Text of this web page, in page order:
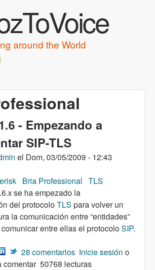
around the World
- Empezando a
SIP-TLS
el Dom, 03/05/2009 - 12:43
Bria Professional TLS
se ha empezado la
del protocoloTLS para volver un
la comunicación entre “entidades”
entre ellas el protocoloSIP.
Asterisk 1.6 - Empezando a experimentar
28 comentarios Inicie sesión o
comentar 50768 lecturas